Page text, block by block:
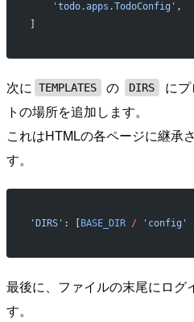
    'todo.apps.TodoConfig'
次に TEMPLATES の DIRS
に
トの場所を追加します。
これはHTMLの各ページに継承
す。
'DIRS' : [BASE_DIR / 'config'
最後に、ファイルの末尾にログ
す。